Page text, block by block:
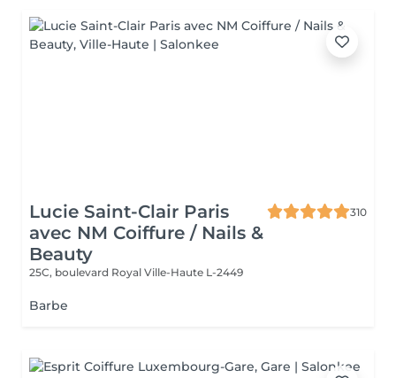
Lucie Saint-Clair Paris
avec NM Coiffure / Nails &
Beauty
310
25C, boulevard Royal Ville-Haute L-2449
Barbe